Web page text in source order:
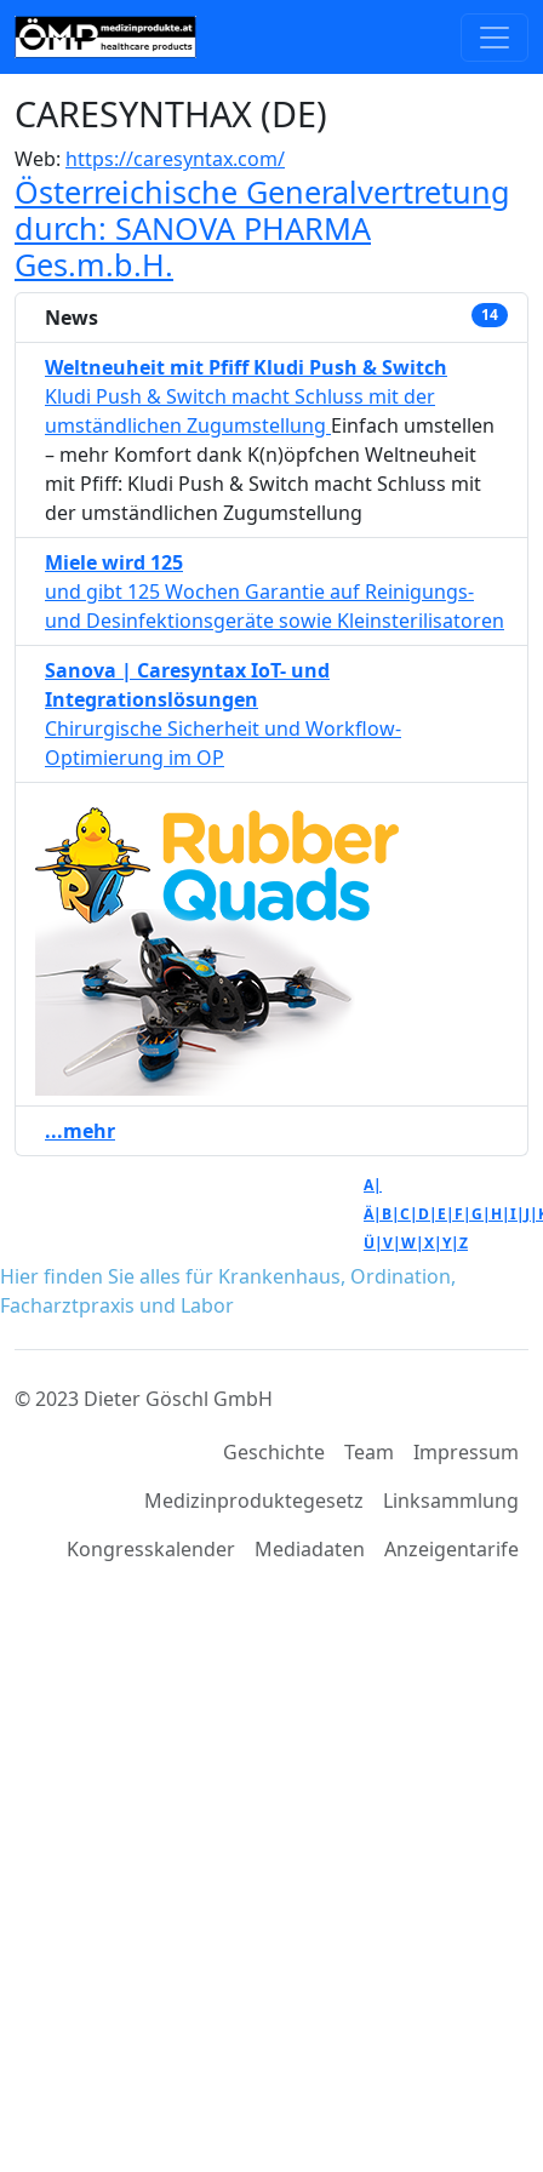
CARESYNTHAX (DE)
Web: https://caresyntax.com/
Österreichische Generalvertretung
durch: SANOVA PHARMA
Ges.m.b.H.
News 14
Weltneuheit mit Pfiff Kludi Push & Switch
Kludi Push & Switch macht Schluss mit der
umständlichen Zugumstellung Einfach umstellen
– mehr Komfort dank K(n)öpfchen Weltneuheit
mit Pfiff: Kludi Push & Switch macht Schluss mit
der umständlichen Zugumstellung
Miele wird 125
und gibt 125 Wochen Garantie auf Reinigungs-
und Desinfektionsgeräte sowie Kleinsterilisatoren
Sanova | Caresyntax IoT- und
Integrationslösungen
Chirurgische Sicherheit und Workflow-
Optimierung im OP
...mehr
A|
Ä| B|C| D| E| F|G| H|I| J|
Ü|V|W|X|Y|Z
Hier finden Sie alles für Krankenhaus, Ordination,
Facharztpraxis und Labor
© 2023 Dieter Göschl GmbH
Geschichte
Team
Impressum
Medizinproduktegesetz
Linksammlung
Kongresskalender
Mediadaten Anzeigentarife